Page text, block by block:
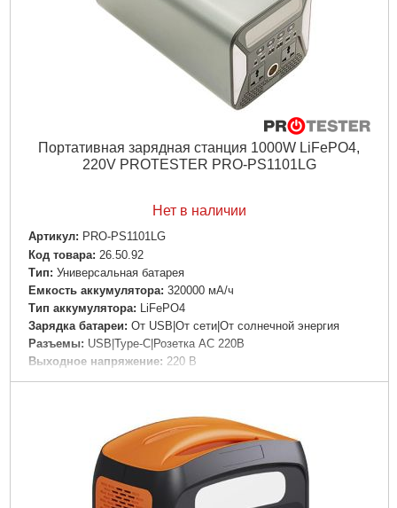
Портативная зарядная станция 1000W LiFePO4,
220V PROTESTER PRO-PS1101LG
Нет в наличии
Артикул: PRO-PS1101LG
Код товара: 26.50.92
Tип: Универсальная батарея
Емкость аккумулятора: 320000 мА/ч
Тип аккумулятора:
LiFePO4
Зарядка батареи: От USB|От сети|От солнечной энергия
Разъемы: USB|Type-C|Розетка AC 220В
Выходное напряжение: 220 В
Особенности: Фонарик|Индикатор уровня заряда|Быстрая
Пластик
Серый
385 мм
192 мм
192 мм